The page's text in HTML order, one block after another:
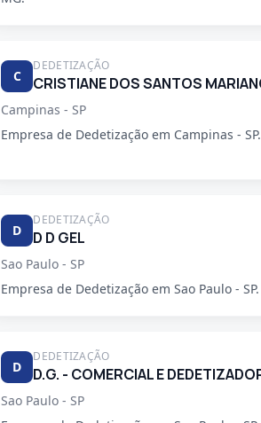
C
DEDETIZAÇÃO
Campinas - SP
Empresa de Dedetização em Campinas - SP.
D
DEDETIZAÇÃO
D D GEL
Sao Paulo - SP
Empresa de Dedetização em Sao Paulo - SP.
D
DEDETIZAÇÃO
Sao Paulo - SP